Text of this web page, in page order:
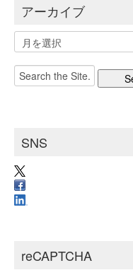
アーカイブ
ア
ー
カ
イ
Search
for:
SNS
reCAPTCHA